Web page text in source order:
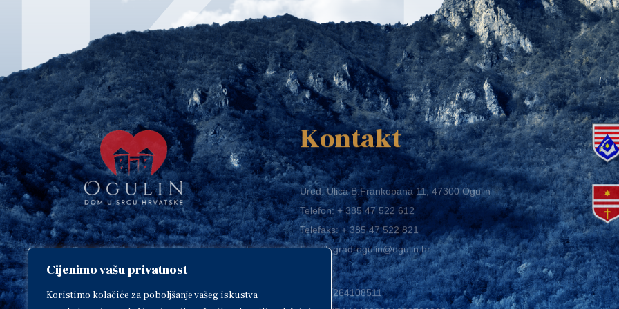
Cijenimo vašu privatnost
Koristimo kolačiće za poboljšanje vašeg iskustva
Copyright © 2018. Grad Ogulin,
sva prava pridržana.
Kontakt
Ured: Ulica B.Frankopana 11, 47300 Ogulin
Telefon:+ 385 47 522 612
Telefaks:+ 385 47 522 821
E-mail:grad-ogulin@ogulin.hr
OIB: 58264108511
IBAN: HR1424020061829700009